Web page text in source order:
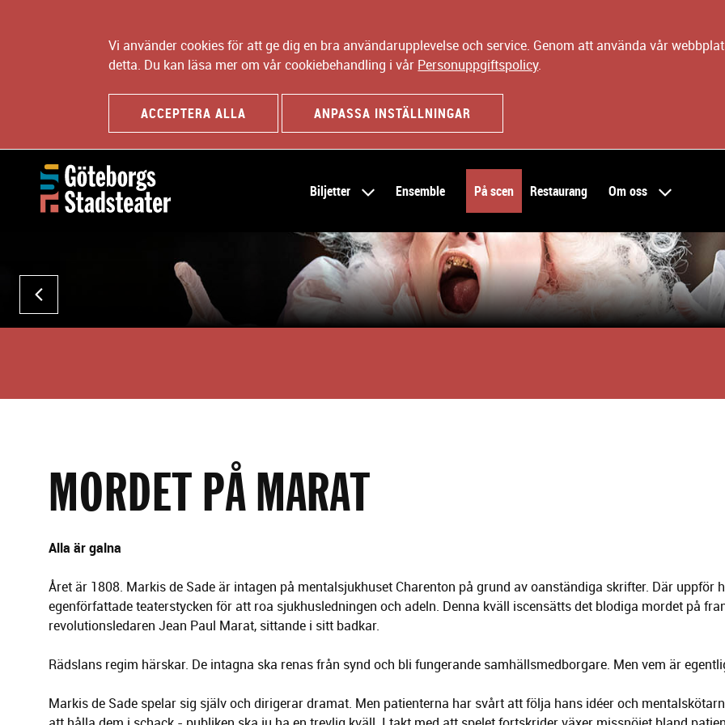
Vi använder cookies för att ge dig en bra användarupplevelse och service. Genom att använda vår
detta. Du kan läsa mer om vår cookiebehandling i vår Personuppgiftspolicy.
ACCEPTERA ALLA ANPASSA INSTÄLLNINGAR
H
v
d
n
a
v
r
Biljetter Ensemble På scen Restaurang Om oss
FÖREGÅENDE
MORDET PÅ MARAT
Alla är galna
Året är 1808. Markis de Sade är intagen på mentalsjukhuset Charenton på grund av oanständiga skrifter. Där uppför
egenförfattade teaterstycken för att roa sjukhusledningen och adeln. Denna kväll iscensätts det blodiga mordet på
revolutionsledaren Jean Paul Marat, sittande i sitt badkar.
Rädslans regim härskar. De intagna ska renas från synd och bli fungerande samhällsmedborgare. Men vem är
Markis de Sade spelar sig själv och dirigerar dramat. Men patienterna har svårt att följa hans idéer och